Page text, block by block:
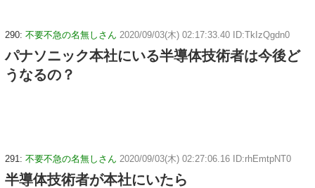
290: 不要不急の名無しさん 2020/09/03(木) 02:17:33.40 ID:TkIzQgdn0
パナソニック本社にいる半導体技術者は今後ど
うなるの？
291: 不要不急の名無しさん 2020/09/03(木) 02:27:06.16 ID:rhEmtpNT0
半導体技術者が本社にいたら